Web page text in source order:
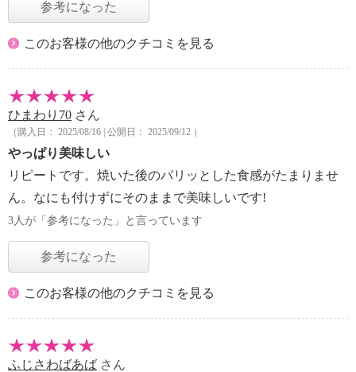
参考になった
このお客様の他のクチコミを見る
ひまわり70 さん
（購入日： 2025/08/16 | 公開日： 2025/09/12 ）
やっぱり美味しい
リピートです。焼いた後のパリッとした食感がたまりませ
ん。なにも付けずにそのままで美味しいです!
3人が「参考になった」と言っています
参考になった
このお客様の他のクチコミを見る
ふじさわばあば さん